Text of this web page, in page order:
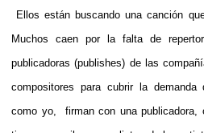
Ellos están buscando una canción
Muchos caen por la falta de
publicadoras (publishes) de las
compositores para cubrir la demanda
como yo, firman con una publicadora,